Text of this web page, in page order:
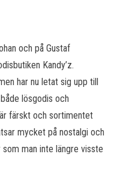
och på Gustaf
Kandy’z.
har nu letat sig upp till
lösgodis och
färskt och sortimentet
mycket på nostalgi och
man inte längre visste